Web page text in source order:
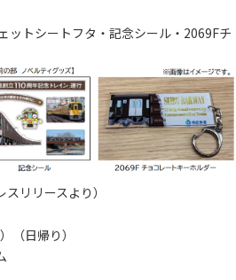
ットシートフタ・記念シール・2069Fチ
スリリースより）
（日帰り）